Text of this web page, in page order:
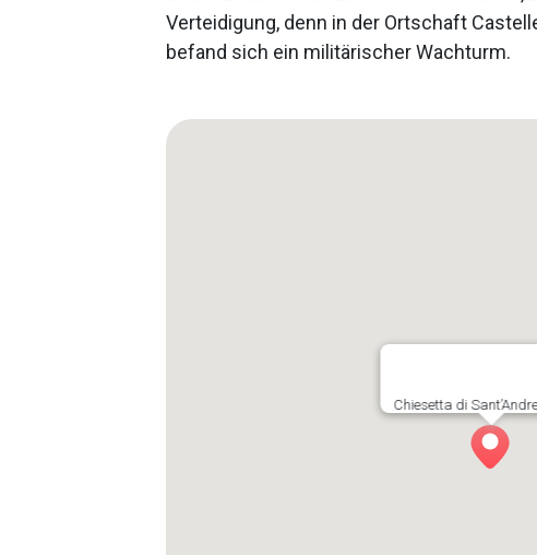
Verteidigung, denn in der Ortschaft
befand sich ein militärischer Wachturm.
Chiesetta di